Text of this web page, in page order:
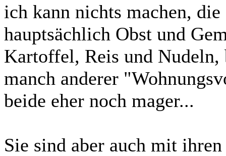
ich kann nichts machen,
hauptsächlich Obst und
Kartoffel, Reis und Nudeln,
manch anderer
beide eher noch mager...
Sie sind aber auch mit